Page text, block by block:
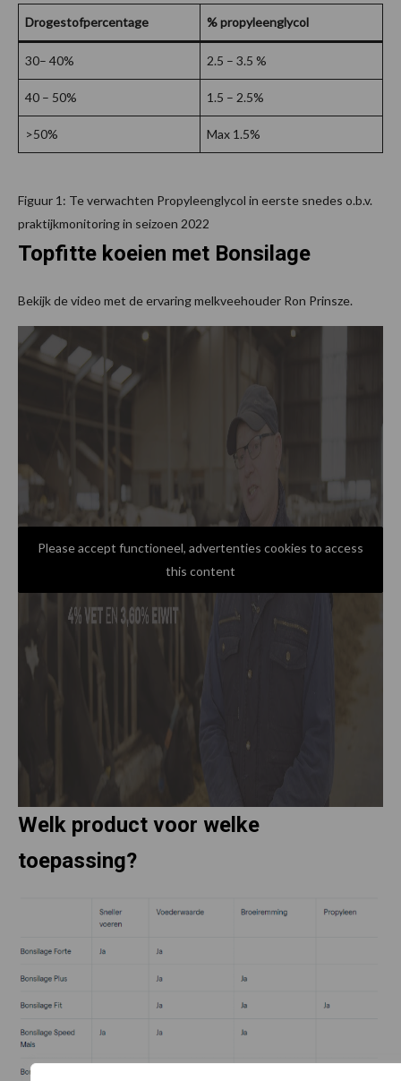
Drogestofpercentage % propyleenglycol
30– 40% 2.5 – 3.5 %
40 – 50% 1.5 – 2.5%
>50% Max 1.5%
Figuur 1: Te verwachten Propyleenglycol in eerste snedes o.b.v.
praktijkmonitoring in seizoen 2022
Topfitte koeien met Bonsilage
Bekijk de video met de ervaring melkveehouder Ron Prinsze.
Please accept functioneel, advertenties cookies to access
this content
Welk product voor welke
toepassing?